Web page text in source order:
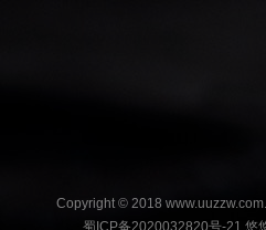
Copyright © 2018
蜀ICP备2020032820号-21 悠